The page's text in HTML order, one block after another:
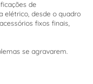
de
elétrico, desde o quadro
fixos finais,
se agravarem.